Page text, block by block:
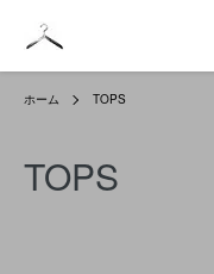
ホーム TOPS
TOPS